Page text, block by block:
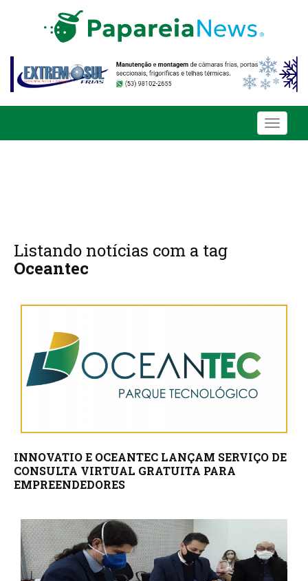
Toggle
Listando notícias com a tag
Oceantec
INNOVATIO E OCEANTEC LANÇAM SERVIÇO DE
CONSULTA VIRTUAL GRATUITA PARA
EMPREENDEDORES